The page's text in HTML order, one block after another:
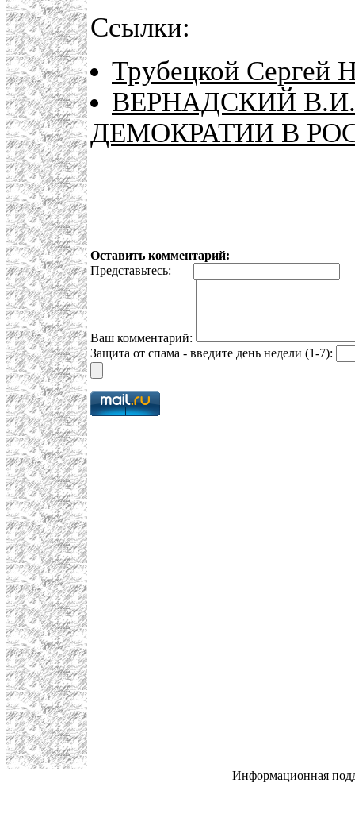
Ссылки:
Трубецкой Сергей
ВЕРНАДСКИЙ
ДЕМОКРАТИИ В
Оставить комментарий:
Представьтесь:
Ваш комментарий:
Защита от спама - введите день недели (1-7):
Информационная